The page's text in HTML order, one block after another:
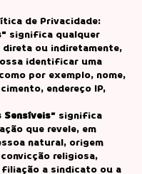
de Privacidade:
significa qualquer
ou indiretamente,
identificar uma
por exemplo, nome,
endereço IP,
Sensíveis” significa
que revele, em
natural, origem
religiosa,
a sindicato ou a